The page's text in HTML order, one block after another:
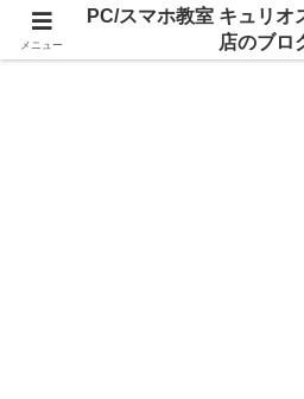
メニュー
PC/スマホ教室 キュリオ
店のブロ